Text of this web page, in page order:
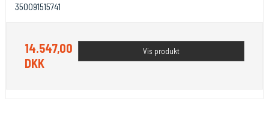
350091515741
14.547,00
DKK
Vis produkt